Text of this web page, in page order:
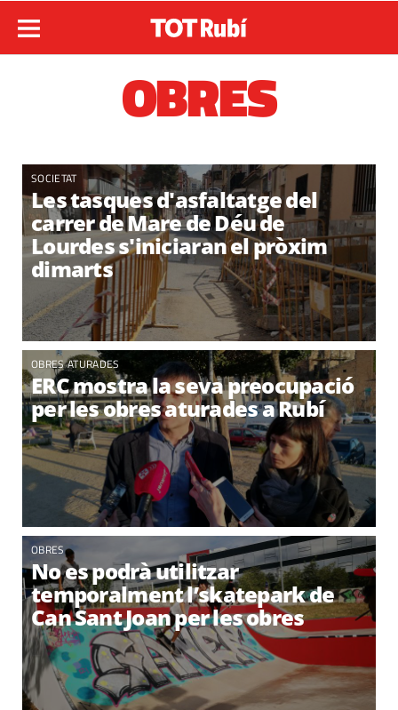
OBRES
SOCIETAT
Les tasques d'asfaltatge del
carrer de Mare de Déu de
Lourdes s'iniciaran el pròxim
dimarts
OBRES ATURADES
ERC mostra la seva preocupació
per les obres aturades a Rubí
OBRES
No es podrà utilitzar
temporalment l’skatepark de
Can Sant Joan per les obres